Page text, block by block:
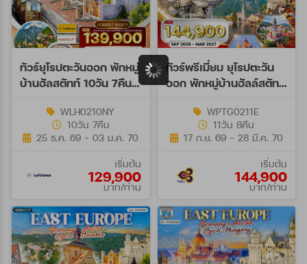
ทัวร์ยุโรปตะวันออก พักหมู่
บ้านฮัลสตัทท์ 10วัน 7คืน
WLH0210NY
10วัน 7คืน
25 ธ.ค. 69 - 03 ม.ค. 70
เริ่มต้น
129,900
บาท/ท่าน
ทัวร์พรีเมี่ยม ยุโรปตะวัน
ออก พักหมู่บ้านฮัลล์สตัทท์
MAR 27 WPTG0211E
11วัน 8คืน
17 ก.ย. 69 - 28 มี.ค. 70
เริ่มต้น
144,900
บาท/ท่าน